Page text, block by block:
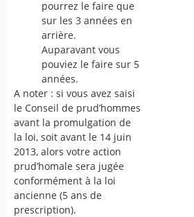
pourrez le faire que
sur les 3 années en
arrière.
Auparavant vous
pouviez le faire sur 5
années.
A noter : si vous avez saisi
le Conseil de prud’hommes
avant la promulgation de
la loi, soit avant le 14 juin
2013, alors votre action
prud’homale sera jugée
conformément à la loi
ancienne (5 ans de
prescription).